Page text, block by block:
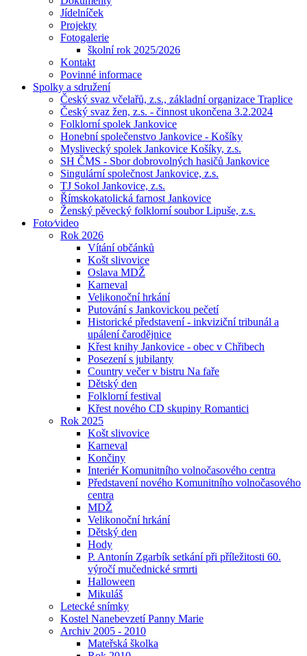
Jídelníček
Projekty
Fotogalerie
školní rok 2025/2026
Kontakt
Povinné informace
Spolky a sdružení
Český svaz včelařů, z.s., základní organizace Traplice
Český svaz žen, z.s. - činnost ukončena 3.2.2024
Folklorní spolek Jankovice
Honební společenstvo Jankovice - Košíky
Myslivecký spolek Jankovice Košíky, z.s.
SH ČMS - Sbor dobrovolných hasičů Jankovice
Singulární společnost Jankovice, z.s.
TJ Sokol Jankovice, z.s.
Římskokatolická farnost Jankovice
Ženský pěvecký folklorní soubor Lipuše, z.s.
Foto⁄video
Rok 2026
Vítání občánků
Košt slivovice
Oslava MDŽ
Karneval
Velikonoční hrkání
Putování s Jankovickou pečetí
Historické představení - inkviziční tribunál a
upálení čarodějnice
Křest knihy Jankovice - obec v Chřibech
Posezení s jubilanty
Country večer v bistru Na faře
Dětský den
Folklorní festival
Křest nového CD skupiny Romantici
Rok 2025
Košt slivovice
Karneval
Končiny
Interiér Komunitního volnočasového centra
Představení nového Komunitního volnočasového
centra
MDŽ
Velikonoční hrkání
Dětský den
Hody
P. Antonín Zgarbík setkání při příležitosti 60.
výročí mučednické srmrti
Halloween
Mikuláš
Letecké snímky
Kostel Nanebevzetí Panny Marie
Archiv 2005 - 2010
Mateřská školka